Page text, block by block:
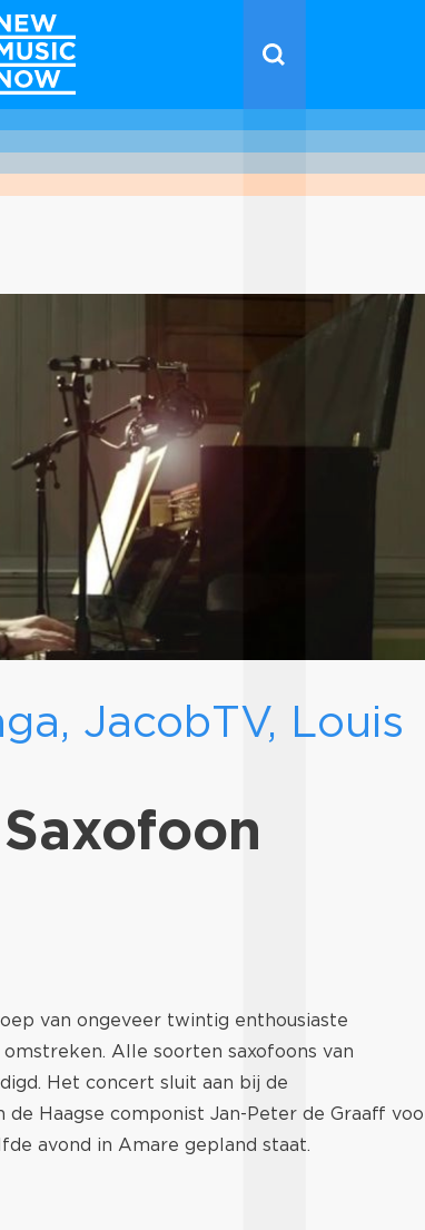
JacobTV, Louis
van ongeveer twintig enthousiaste
Alle soorten saxofoons van
Het concert sluit aan bij de
Haagse componist Jan-Peter de Graaff
avond in Amare gepland staat.